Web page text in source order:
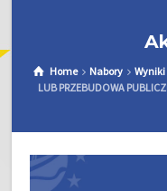
Home Nabory
LUB PRZEBUDOWA